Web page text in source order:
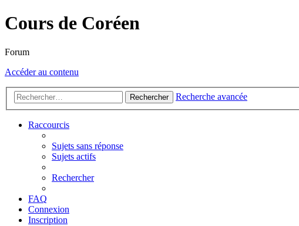
Cours de Coréen
Forum
Accéder au contenu
Rechercher Recherche avancée
Raccourcis
Sujets sans réponse
Sujets actifs
Rechercher
FAQ
Connexion
Inscription